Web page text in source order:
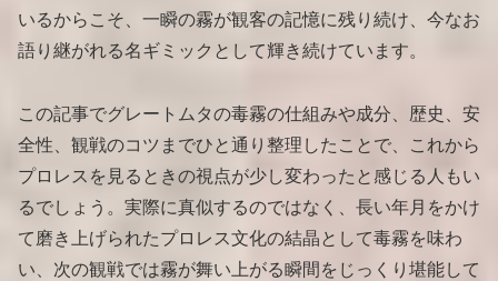
いるからこそ、一瞬の霧が観客の記憶に残り続け、今なお
語り継がれる名ギミックとして輝き続けています。
この記事でグレートムタの毒霧の仕組みや成分、歴史、安
全性、観戦のコツまでひと通り整理したことで、これから
プロレスを見るときの視点が少し変わったと感じる人もい
るでしょう。実際に真似するのではなく、長い年月をかけ
て磨き上げられたプロレス文化の結晶として毒霧を味わ
い、次の観戦では霧が舞い上がる瞬間をじっくり堪能して